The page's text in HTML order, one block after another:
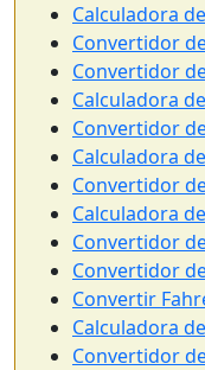
Calculadora
Convertidor
Convertidor
Calculadora
Convertidor
Calculadora
Convertidor
Calculadora
Convertidor
Convertidor
Convertir
Calculadora
Convertidor